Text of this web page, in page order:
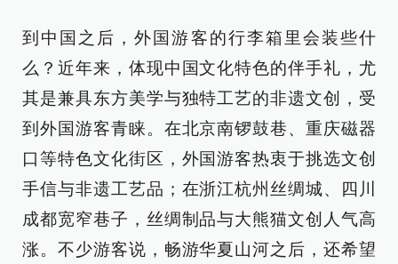
到中国之后，外国游客的行李箱里会装些什
么？近年来，体现中国文化特色的伴手礼，尤
其是兼具东方美学与独特工艺的非遗文创，受
到外国游客青睐。在北京南锣鼓巷、重庆磁器
口等特色文化街区，外国游客热衷于挑选文创
手信与非遗工艺品；在浙江杭州丝绸城、四川
成都宽窄巷子，丝绸制品与大熊猫文创人气高
涨。不少游客说，畅游华夏山河之后，还希望